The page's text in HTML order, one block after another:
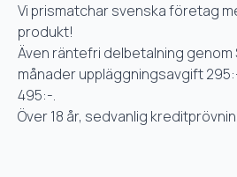
Vi prismatchar svenska företag
produkt!
Även räntefri delbetalning genom
månader uppläggningsavgift
495:-.
Över 18 år, sedvanlig